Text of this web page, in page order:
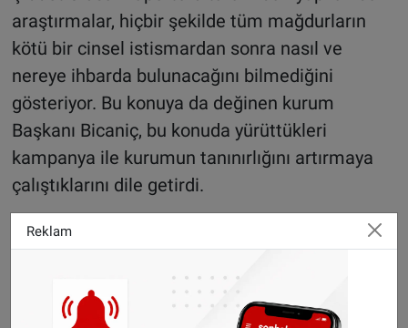
araştırmalar, hiçbir şekilde tüm mağdurların
kötü bir cinsel istismardan sonra nasıl ve
nereye ihbarda bulunacağını bilmediğini
gösteriyor. Bu konuya da değinen kurum
Başkanı Bicaniç, bu konuda yürüttükleri
kampanya ile kurumun tanınırlığını artırmaya
çalıştıklarını dile getirdi.
slachtoffers bij het Centrum Seksueel
Geweld. En daarmee blijven de cijfers
Reklam